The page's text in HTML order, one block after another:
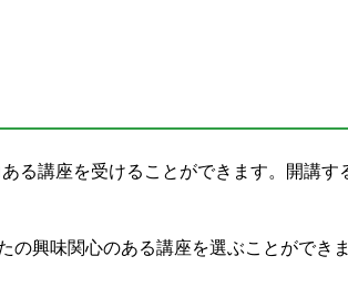
る講座を受けることができます。開講
興味関心のある講座を選ぶことができま